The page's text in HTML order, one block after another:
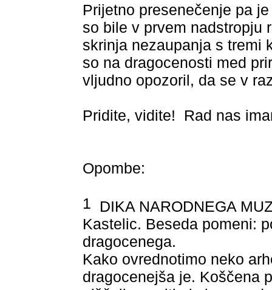
Prijetno presenečenje pa
so bile v prvem nadstropju
skrinja nezaupanja s tremi
so na dragocenosti med
vljudno opozoril, da se v
Pridite, vidite! Rad nas
Opombe:
1
DIKA NARODNEGA
Kastelic. Beseda pomeni:
dragocenega.
Kako ovrednotimo neko
dragocenejša je. Koščena